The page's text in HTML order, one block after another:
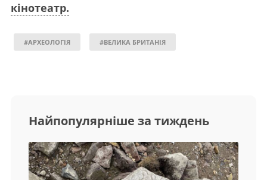
кінотеатр.
#АРХЕОЛОГІЯ #ВЕЛИКА БРИТАНІЯ
Найпопулярніше за тиждень